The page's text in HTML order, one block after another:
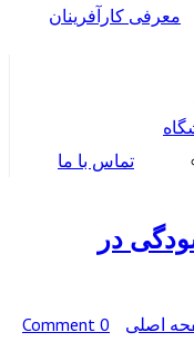
معرفی کارآفرینان
تماس با ما
در
اصلی
0 Comment